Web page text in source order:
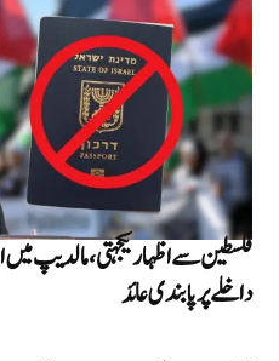
فلسطین سے اظہار یکجہتی،مالدیپ
داخلے پر پابندی عائد